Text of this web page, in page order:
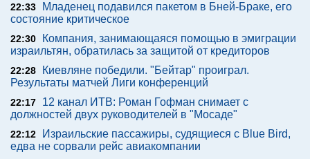
22:33
Младенец подавился пакетом в Бней-Браке, его
состояние критическое
22:30
Компания, занимающаяся помощью в эмиграции
израильтян, обратилась за защитой от кредиторов
22:28
Киевляне победили. "Бейтар" проиграл.
Результаты матчей Лиги конференций
22:17
12 канал ИТВ: Роман Гофман снимает с
должностей двух руководителей в "Мосаде"
22:12
Израильские пассажиры, судящиеся с Blue Bird,
едва не сорвали рейс авиакомпании